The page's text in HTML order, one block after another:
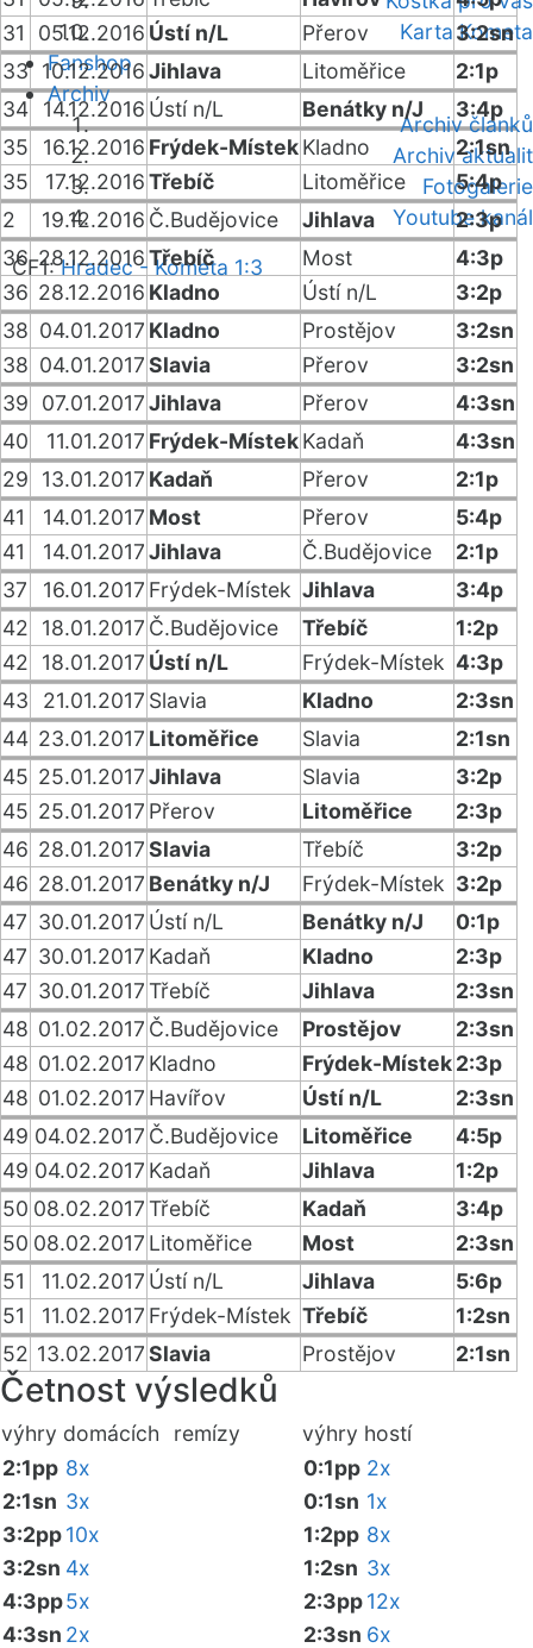
Karta Kometa
Fanshop
Archiv
Archiv článků
Archiv aktualit
Fotogalerie
Youtube kanál
ČF1:Hradec - Kometa 1:3
31
05.12.2016 Ústí n/L Přerov
3:2sn
33 10.12.2016Jihlava Litoměřice
2:1p
34
14.12.2016 Ústí n/L Benátky n/J
3:4p
35
16.12.2016 Frýdek-MístekKladno
2:1sn
35
17.12.2016Třebíč Litoměřice
5:4p
2
19.12.2016 Č.Budějovice Jihlava
2:3p
36 28.12.2016Třebíč Most
4:3p
36 28.12.2016 Kladno Ústí n/L
3:2p
38 04.01.2017 Kladno Prostějov
3:2sn
38 04.01.2017Slavia Přerov
3:2sn
39
07.01.2017Jihlava Přerov
4:3sn
40
11.01.2017 Frýdek-MístekKadaň
4:3sn
29
13.01.2017 Kadaň Přerov
2:1p
41
14.01.2017 Most Přerov
5:4p
41
14.01.2017Jihlava Č.Budějovice
2:1p
37
16.01.2017 Frýdek-Místek Jihlava
3:4p
42
18.01.2017 Č.Budějovice Třebíč
1:2p
42
18.01.2017 Ústí n/L Frýdek-Místek 4:3p
43
21.01.2017 Slavia Kladno
2:3sn
44 23.01.2017 Litoměřice Slavia
2:1sn
45 25.01.2017Jihlava Slavia
3:2p
45 25.01.2017 Přerov Litoměřice
2:3p
46 28.01.2017Slavia Třebíč
3:2p
46 28.01.2017 Benátky n/J Frýdek-Místek 3:2p
47 30.01.2017 Ústí n/L Benátky n/J
0:1p
47 30.01.2017 Kadaň Kladno
2:3p
47 30.01.2017Třebíč Jihlava
2:3sn
48 01.02.2017 Č.Budějovice Prostějov
2:3sn
48 01.02.2017 Kladno Frýdek-Místek2:3p
48 01.02.2017 Havířov Ústí n/L
2:3sn
49 04.02.2017 Č.Budějovice Litoměřice
4:5p
49 04.02.2017 Kadaň Jihlava
1:2p
50 08.02.2017Třebíč Kadaň
3:4p
50 08.02.2017 Litoměřice Most
2:3sn
51
11.02.2017 Ústí n/L Jihlava
5:6p
51
11.02.2017 Frýdek-Místek Třebíč
1:2sn
52 13.02.2017Slavia Prostějov 2:1sn
Četnost výsledků
výhry domácích remízy výhry hostí
2:1pp 8x
2:1sn 3x
3:2pp10x
3:2sn 4x
4:3pp5x
4:3sn 2x
0:1pp 2x
0:1sn 1x
1:2pp 8x
1:2sn 3x
2:3pp12x
2:3sn 6x